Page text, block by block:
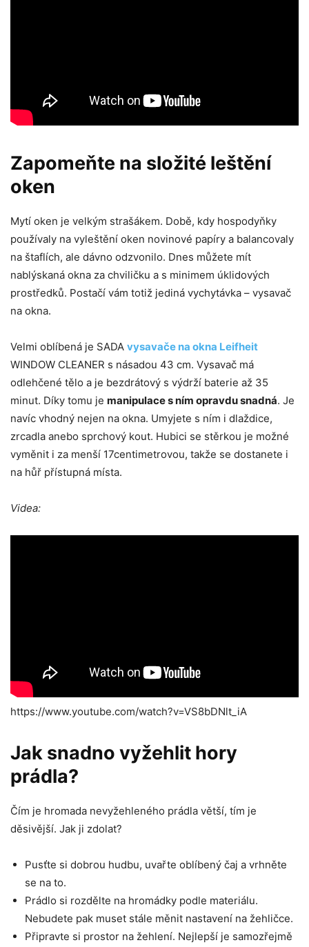
Zapomeňte na složité leštění
oken
Mytí oken je velkým strašákem. Době, kdy hospodyňky
používaly na vyleštění oken novinové papíry a balancovaly
na štaflích, ale dávno odzvonilo. Dnes můžete mít
nablýskaná okna za chviličku a s minimem úklidových
prostředků. Postačí vám totiž jediná vychytávka – vysavač
na okna.
Velmi oblíbená je SADA vysavače na okna Leifheit
WINDOW CLEANER s násadou 43 cm. Vysavač má
odlehčené tělo a je bezdrátový s výdrží baterie až 35
minut. Díky tomu je manipulace s ním opravdu snadná. Je
navíc vhodný nejen na okna. Umyjete s ním i dlaždice,
zrcadla anebo sprchový kout. Hubici se stěrkou je možné
vyměnit i za menší 17centimetrovou, takže se dostanete i
na hůř přístupná místa.
Videa:
https://www.youtube.com/watch?v=VS8bDNlt_iA
Jak snadno vyžehlit hory
prádla?
Čím je hromada nevyžehleného prádla větší, tím je
děsivější. Jak ji zdolat?
Pusťte si dobrou hudbu, uvařte oblíbený čaj a vrhněte
se na to.
Prádlo si rozdělte na hromádky podle materiálu.
Nebudete pak muset stále měnit nastavení na žehličce.
Připravte si prostor na žehlení. Nejlepší je samozřejmě